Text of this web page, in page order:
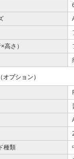
×高さ）
プション）
種類